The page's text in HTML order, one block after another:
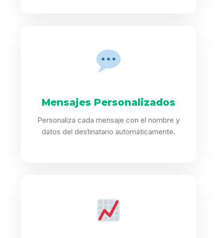
Mensajes Personalizados
Personaliza cada mensaje con el nombre y
datos del destinatario automáticamente.